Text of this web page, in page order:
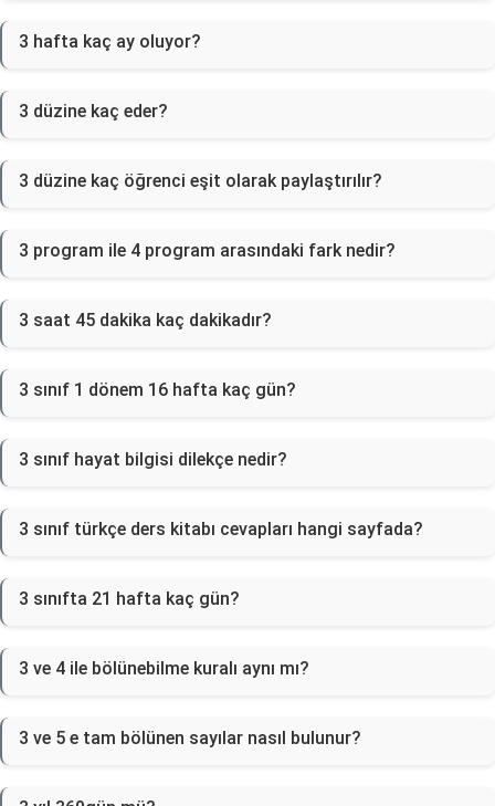
3 hafta kaç ay oluyor?
3 düzine kaç eder?
3 düzine kaç öğrenci eşit olarak paylaştırılır?
3 program ile 4 program arasındaki fark nedir?
3 saat 45 dakika kaç dakikadır?
3 sınıf 1 dönem 16 hafta kaç gün?
3 sınıf hayat bilgisi dilekçe nedir?
3 sınıf türkçe ders kitabı cevapları hangi sayfada?
3 sınıfta 21 hafta kaç gün?
3 ve 4 ile bölünebilme kuralı aynı mı?
3 ve 5 e tam bölünen sayılar nasıl bulunur?